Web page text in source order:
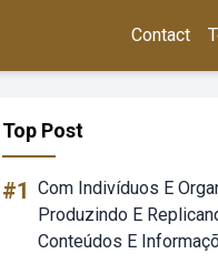
Contact
Top Post
#1 Com Indivíduos E
Produzindo E
Conteúdos E